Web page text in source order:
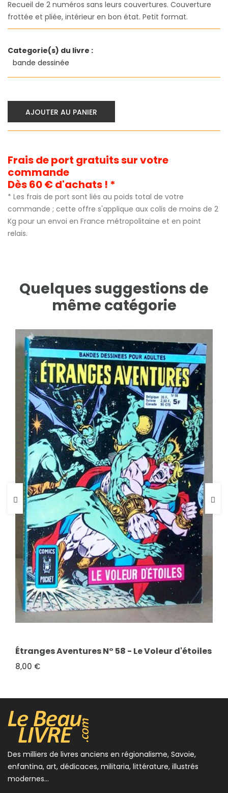
Recueil de 2 numéros sans leurs couvertures. Couverture
frottée et pliée, intérieur en bon état. Petit format.
Categorie(s) du livre :
bande dessinée
AJOUTER AU PANIER
Frais de port gratuits sur votre
commande
Dès 60 € d'achats ! *
* Les frais de port sont liés au poids total de votre
commande ; cette offre s'applique aux colis de moins de 2
Kg pour un envoi en France métropolitaine et en point
relais.
Quelques suggestions de
même catégorie
Étranges Aventures N° 58 - Le Voleur d'étoiles
8,00 €
Des milliers de livres anciens en régionalisme, Savoie,
enfantina, art, dédicaces, militaria, littérature, illustrés
modernes...